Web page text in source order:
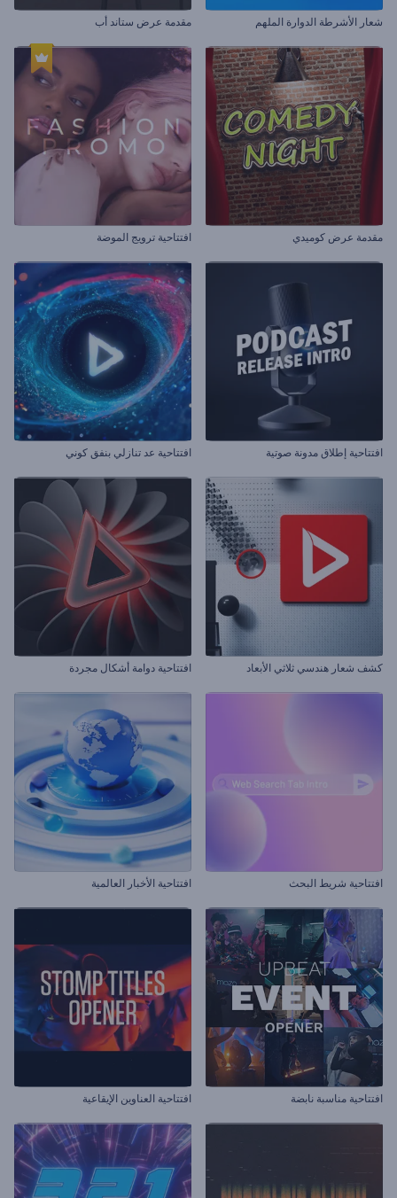
شعار الأشرطة الدوارة الملهم مقدمة عرض ستاند أب
مقدمة عرض كوميدي افتتاحية ترويج الموضة
افتتاحية إطلاق مدونة صوتية افتتاحية عد تنازلي بنفق كوني
كشف شعار هندسي ثلاثي الأبعاد افتتاحية دوامة أشكال مجردة
افتتاحية شريط البحث افتتاحية الأخبار العالمية
افتتاحية مناسبة نابضة افتتاحية العناوين الإيقاعية